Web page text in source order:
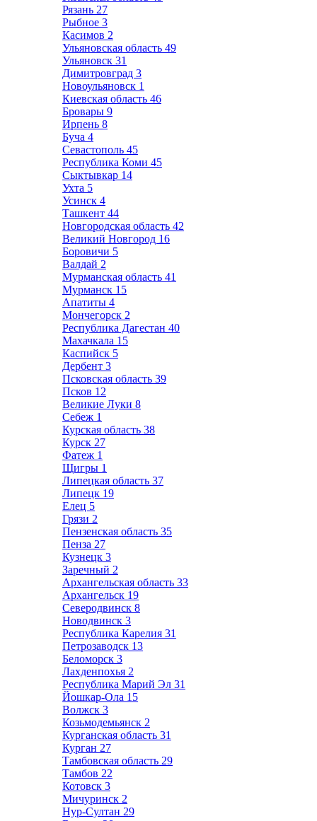
Рязань 27
Рыбное 3
Касимов 2
Ульяновская область 49
Ульяновск 31
Димитровград 3
Новоульяновск 1
Киевская область 46
Бровары 9
Ирпень 8
Буча 4
Севастополь 45
Республика Коми 45
Сыктывкар 14
Ухта 5
Усинск 4
Ташкент 44
Новгородская область 42
Великий Новгород 16
Боровичи 5
Валдай 2
Мурманская область 41
Мурманск 15
Апатиты 4
Мончегорск 2
Республика Дагестан 40
Махачкала 15
Каспийск 5
Дербент 3
Псковская область 39
Псков 12
Великие Луки 8
Себеж 1
Курская область 38
Курск 27
Фатеж 1
Щигры 1
Липецкая область 37
Липецк 19
Елец 5
Грязи 2
Пензенская область 35
Пенза 27
Кузнецк 3
Заречный 2
Архангельская область 33
Архангельск 19
Северодвинск 8
Новодвинск 3
Республика Карелия 31
Петрозаводск 13
Беломорск 3
Лахденпохья 2
Республика Марий Эл 31
Йошкар-Ола 15
Волжск 3
Козьмодемьянск 2
Курганская область 31
Курган 27
Тамбовская область 29
Тамбов 22
Котовск 3
Мичуринск 2
Нур-Султан 29